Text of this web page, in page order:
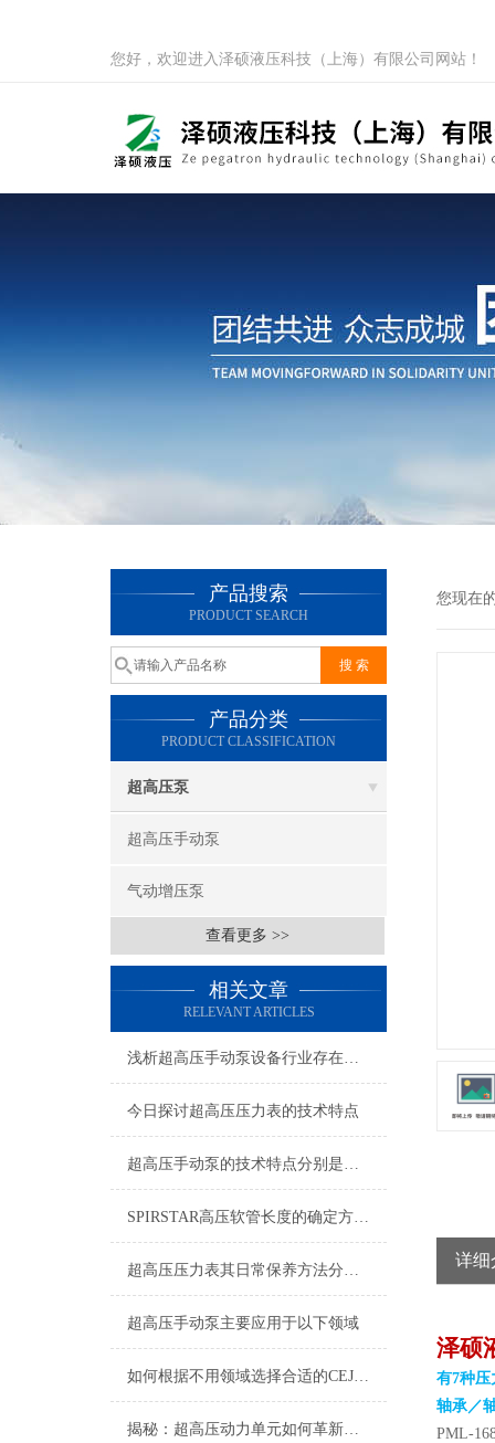
您好，欢迎进入泽硕液压科技（上海）有限公司网站！
产品搜索
PRODUCT SEARCH
产品分类
PRODUCT CLASSIFICATION
超高压泵
超高压手动泵
气动增压泵
查看更多 >>
相关文章
RELEVANT ARTICLES
浅析超高压手动泵设备行业存在四大问题
今日探讨超高压压力表的技术特点
超高压手动泵的技术特点分别是什么呢？
SPIRSTAR高压软管长度的确定方法及胶层选材注意事项
超高压压力表其日常保养方法分别是什么
超高压手动泵主要应用于以下领域
如何根据不用领域选择合适的CEJN快速接头呢？
揭秘：超高压动力单元如何革新多个行业？
您现在
详细
泽硕
有7种压
轴承／
PML-